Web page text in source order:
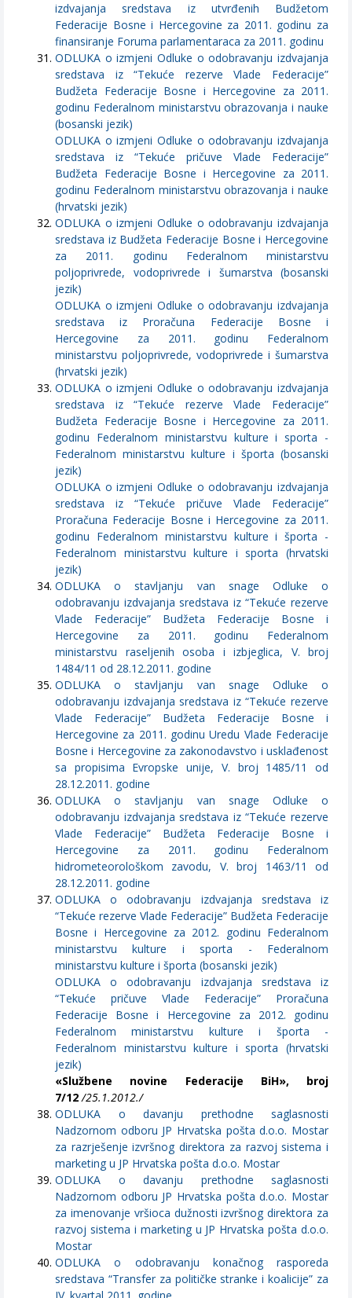
izdvajanja sredstava iz utvrđenih Budžetom
Federacije Bosne i Hercegovine za 2011. godinu za
finansiranje Foruma parlamentaraca za 2011. godinu
ODLUKA o izmjeni Odluke o odobravanju izdvajanja
sredstava iz “Tekuće rezerve Vlade Federacije”
Budžeta Federacije Bosne i Hercegovine za 2011.
godinu Federalnom ministarstvu obrazovanja i nauke
(bosanski jezik)
ODLUKA o izmjeni Odluke o odobravanju izdvajanja
sredstava iz “Tekuće pričuve Vlade Federacije”
Budžeta Federacije Bosne i Hercegovine za 2011.
godinu Federalnom ministarstvu obrazovanja i nauke
(hrvatski jezik)
ODLUKA o izmjeni Odluke o odobravanju izdvajanja
sredstava iz Budžeta Federacije Bosne i Hercegovine
za 2011. godinu Federalnom ministarstvu
poljoprivrede, vodoprivrede i šumarstva (bosanski
jezik)
ODLUKA o izmjeni Odluke o odobravanju izdvajanja
sredstava iz Proračuna Federacije Bosne i
Hercegovine za 2011. godinu Federalnom
ministarstvu poljoprivrede, vodoprivrede i šumarstva
(hrvatski jezik)
ODLUKA o izmjeni Odluke o odobravanju izdvajanja
sredstava iz “Tekuće rezerve Vlade Federacije”
Budžeta Federacije Bosne i Hercegovine za 2011.
godinu Federalnom ministarstvu kulture i sporta -
Federalnom ministarstvu kulture i športa (bosanski
jezik)
ODLUKA o izmjeni Odluke o odobravanju izdvajanja
sredstava iz “Tekuće pričuve Vlade Federacije”
Proračuna Federacije Bosne i Hercegovine za 2011.
godinu Federalnom ministarstvu kulture i športa -
Federalnom ministarstvu kulture i sporta (hrvatski
jezik)
ODLUKA o stavljanju van snage Odluke o
odobravanju izdvajanja sredstava iz “Tekuće rezerve
Vlade Federacije” Budžeta Federacije Bosne i
Hercegovine za 2011. godinu Federalnom
ministarstvu raseljenih osoba i izbjeglica, V. broj
1484/11 od 28.12.2011. godine
ODLUKA o stavljanju van snage Odluke o
odobravanju izdvajanja sredstava iz “Tekuće rezerve
Vlade Federacije” Budžeta Federacije Bosne i
Hercegovine za 2011. godinu Uredu Vlade Federacije
Bosne i Hercegovine za zakonodavstvo i usklađenost
sa propisima Evropske unije, V. broj 1485/11 od
28.12.2011. godine
ODLUKA o stavljanju van snage Odluke o
odobravanju izdvajanja sredstava iz “Tekuće rezerve
Vlade Federacije” Budžeta Federacije Bosne i
Hercegovine za 2011. godinu Federalnom
hidrometeorološkom zavodu, V. broj 1463/11 od
28.12.2011. godine
ODLUKA o odobravanju izdvajanja sredstava iz
“Tekuće rezerve Vlade Federacije” Budžeta Federacije
Bosne i Hercegovine za 2012. godinu Federalnom
ministarstvu kulture i sporta - Federalnom
ministarstvu kulture i športa (bosanski jezik)
ODLUKA o odobravanju izdvajanja sredstava iz
“Tekuće pričuve Vlade Federacije” Proračuna
Federacije Bosne i Hercegovine za 2012. godinu
Federalnom ministarstvu kulture i športa -
Federalnom ministarstvu kulture i sporta (hrvatski
jezik)
«Službene novine Federacije BiH», broj
7/12/25.1.2012./
ODLUKA o davanju prethodne saglasnosti
Nadzornom odboru JP Hrvatska pošta d.o.o. Mostar
za razrješenje izvršnog direktora za razvoj sistema i
marketing u JP Hrvatska pošta d.o.o. Mostar
ODLUKA o davanju prethodne saglasnosti
Nadzornom odboru JP Hrvatska pošta d.o.o. Mostar
za imenovanje vršioca dužnosti izvršnog direktora za
razvoj sistema i marketing u JP Hrvatska pošta d.o.o.
Mostar
ODLUKA o odobravanju konačnog rasporeda
sredstava “Transfer za političke stranke i koalicije” za